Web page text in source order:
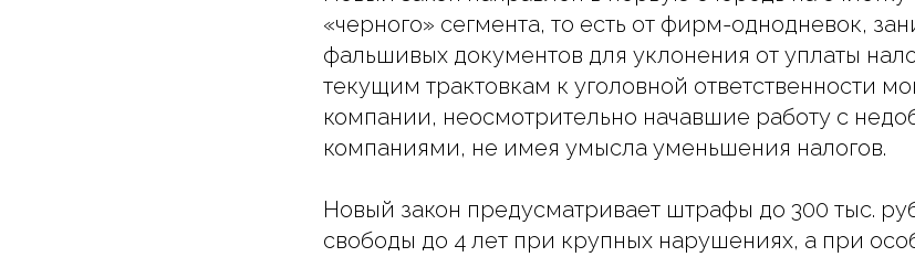
«черного» сегмента, то есть от фирм-однодневок,
фальшивых документов для уклонения от уплаты
текущим трактовкам к уголовной ответственности
компании, неосмотрительно начавшие работу с
компаниями, не имея умысла уменьшения налогов.
Новый закон предусматривает штрафы до 300 тыс.
свободы до 4 лет при крупных нарушениях, а при